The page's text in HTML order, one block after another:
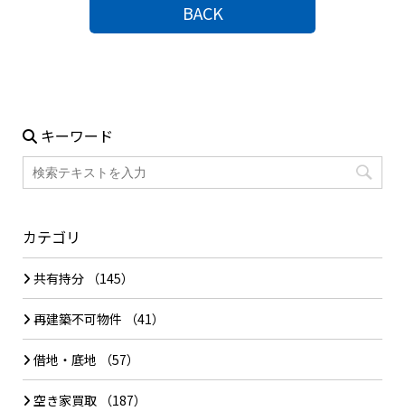
BACK
キーワード
カテゴリ
共有持分 （145）
再建築不可物件 （41）
借地・底地 （57）
空き家買取 （187）